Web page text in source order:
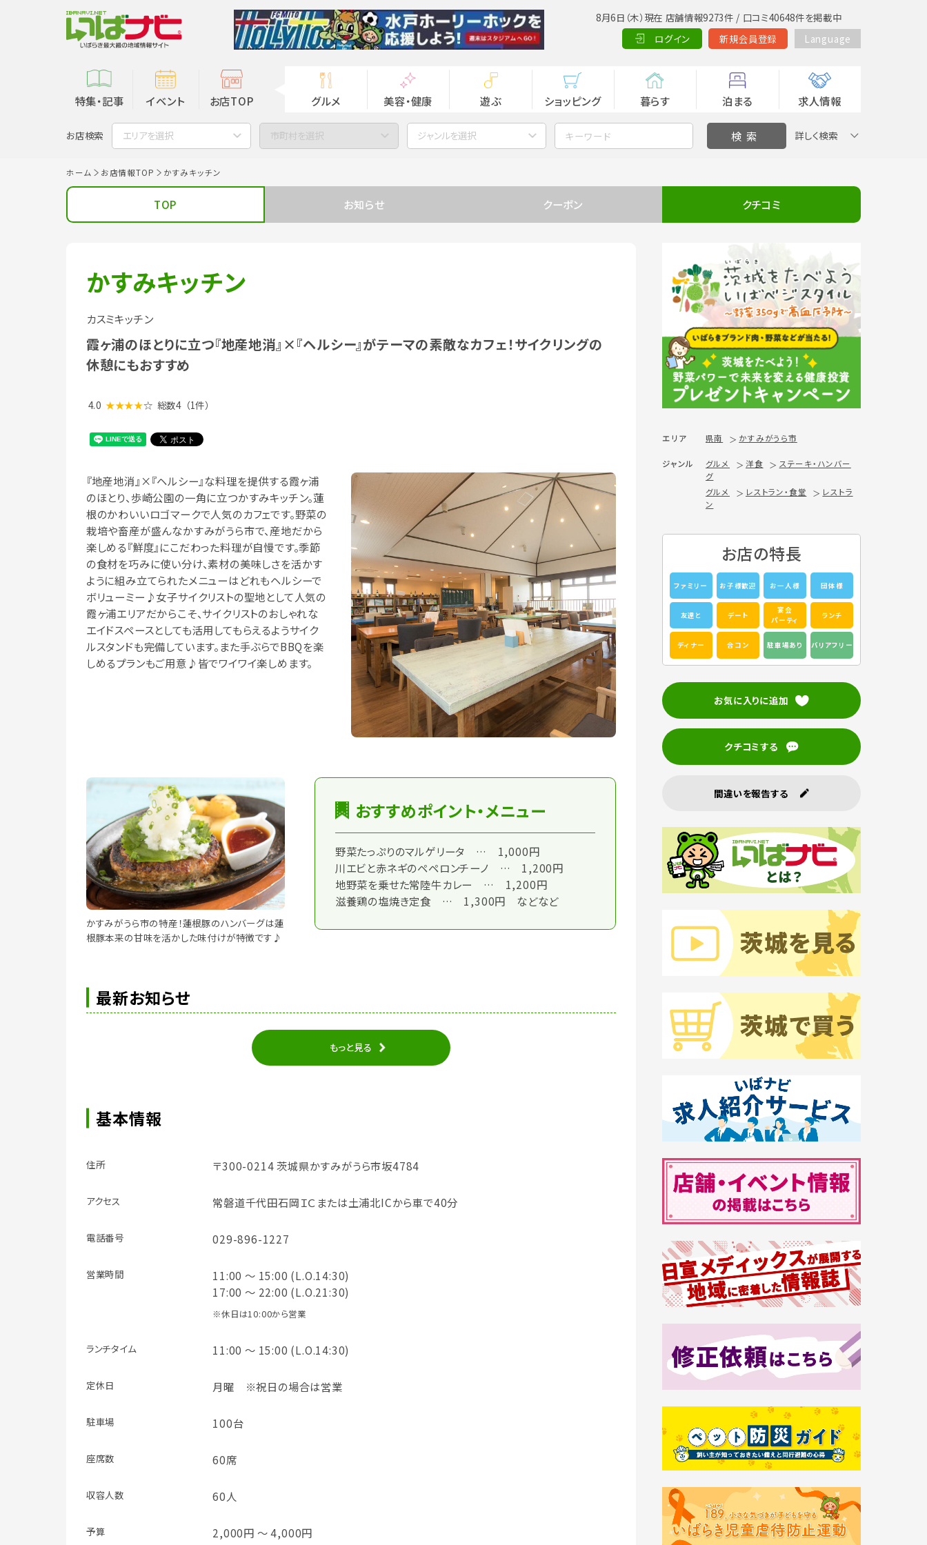
8月6日（木）現在 店舗情報9273件 / 口コミ40648件を掲載中
ログイン
新規会員登録 Language
特集・記事 イベント お店TOP グルメ 美容・健康 遊ぶ ショッピング 暮らす 泊まる 求人情報
お店検索 エリアを選択 市町村を選択 ジャンルを選択 詳しく検索
ホーム お店情報TOP かすみキッチン
TOP お知らせ クーポン クチコミ
かすみキッチン
カスミキッチン
霞ヶ浦のほとりに立つ『地産地消』×『ヘルシー』がテーマの素敵なカフェ！サイクリングの
休憩にもおすすめ
4.0 ★★★★☆ 総数4 （1件）
『地産地消』×『ヘルシー』な料理を提供する霞ヶ浦
のほとり、歩崎公園の一角に立つかすみキッチン。蓮
根のかわいいロゴマークで人気のカフェです。野菜の
栽培や畜産が盛んなかすみがうら市で、産地だから
楽しめる『鮮度』にこだわった料理が自慢です。季節
の食材を巧みに使い分け、素材の美味しさを活かす
ように組み立てられたメニューはどれもヘルシーで
ボリューミー♪女子サイクリストの聖地として人気の
霞ヶ浦エリアだからこそ、サイクリストのおしゃれな
エイドスペースとしても活用してもらえるようサイク
ルスタンドも完備しています。また手ぶらでBBQを楽
しめるプランもご用意♪皆でワイワイ楽しめます。
かすみがうら市の特産！蓮根豚のハンバーグは蓮
根豚本来の甘味を活かした味付けが特徴です♪
おすすめポイント・メニュー
野菜たっぷりのマルゲリータ … 1,000円
川エビと赤ネギのペペロンチーノ … 1,200円
地野菜を乗せた常陸牛カレー … 1,200円
滋養鶏の塩焼き定食 … 1,300円 などなど
最新お知らせ
もっと見る
基本情報
住所 〒300-0214 茨城県かすみがうら市坂4784
アクセス 常磐道千代田石岡ＩＣまたは土浦北ICから車で40分
電話番号 029-896-1227
営業時間
11:00 ～ 15:00 (L.O.14:30)
17:00 ～ 22:00 (L.O.21:30)
※休日は10:00から営業
ランチタイム 11:00 ～ 15:00 (L.O.14:30)
定休日 月曜 ※祝日の場合は営業
駐車場 100台
座席数 60席
収容人数 60人
予算 2,000円 ～ 4,000円
エリア 県南 かすみがうら市
ジャンル グルメ 洋食
ステーキ・ハンバー
グ
グルメ
レストラン・食堂
レストラ
ン
お店の特長
ファミリー お子様歓迎 お一人様 団体様
友達と デート
宴会
パーティ
ランチ
ディナー 合コン 駐車場あり バリアフリー
お気に入りに追加
クチコミする
間違いを報告する